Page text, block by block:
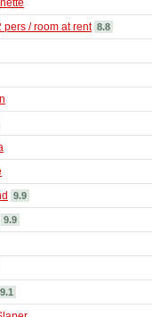
pers / room at rent 8.8
9.9
9.9
9.1